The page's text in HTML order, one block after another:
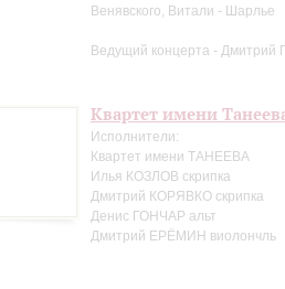
Венявского, Витали - Шарлье
Ведущий концерта - Дмитрий
Квартет имени
Исполнители:
Квартет имени ТАНЕЕВА
Илья КОЗЛОВ скрипка
Дмитрий КОРЯВКО скрипка
Денис ГОНЧАР альт
Дмитрий ЕРЁМИН виолончль